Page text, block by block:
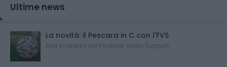
Ultime news
La novità: il Pescara in C con l'FVS
Alla scoperta del Football Video Support